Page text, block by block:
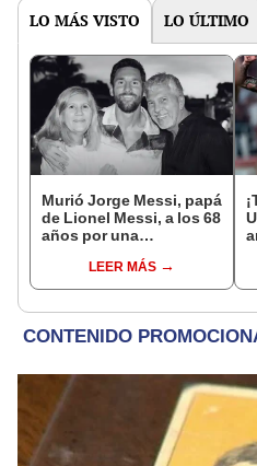
LO MÁS VISTO LO ÚLTIMO
Murió Jorge Messi, papá
de Lionel Messi, a los 68
años por una
LEER MÁS